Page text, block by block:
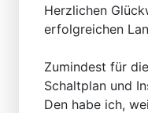
Herzlichen
erfolgreichen
Zumindest für
Schaltplan und
Den habe ich,